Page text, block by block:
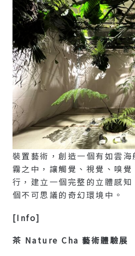
裝置藝術，創造一個有如雲
霧之中，讓觸覺、視覺、嗅覺
行，建立一個完整的立體感
個不可思議的奇幻環境中。
[info]
茶 Nature Cha 藝術體驗展